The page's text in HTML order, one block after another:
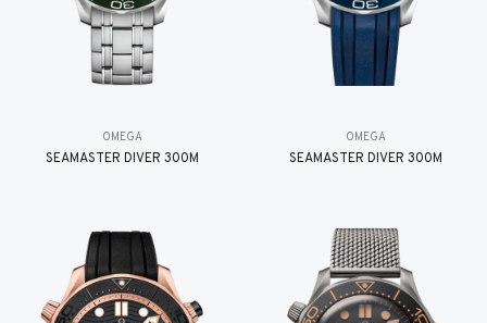
OMEGA
SEAMASTER DIVER 300M
OMEGA
SEAMASTER DIVER 300M